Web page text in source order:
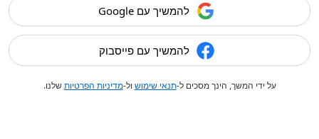
להמשיך עם Google
להמשיך עם פייסבוק
על ידי המשך, הינך מסכים ל-תנאי שימוש ול-מדיניות הפרטיותשלנו.